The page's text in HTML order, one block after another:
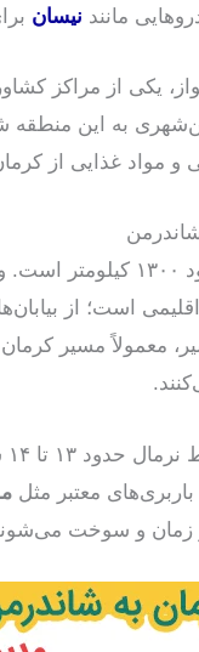
مانند نیسان
یکی از مراکز
به این منطقه
و مواد غذایی از
حدود ۱۳۰۰
است؛ از
معمولاً مسیر
معتبر مثل
زمان و سوخت